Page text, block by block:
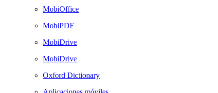
MobiOffice
MobiPDF
MobiDrive
MobiDrive
Oxford Dictionary